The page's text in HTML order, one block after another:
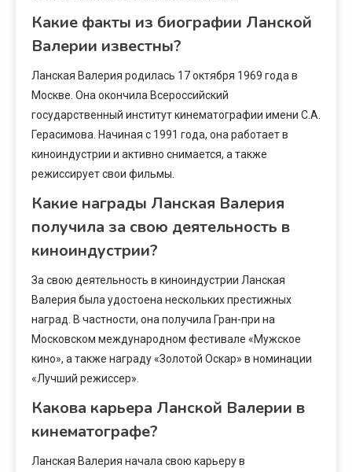
Какие факты из биографии Ланской
Валерии известны?
Ланская Валерия родилась 17 октября 1969 года в
Москве. Она окончила Всероссийский
государственный институт кинематографии имени С.А.
Герасимова. Начиная с 1991 года, она работает в
киноиндустрии и активно снимается, а также
режиссирует свои фильмы.
Какие награды Ланская Валерия
получила за свою деятельность в
киноиндустрии?
За свою деятельность в киноиндустрии Ланская
Валерия была удостоена нескольких престижных
наград. В частности, она получила Гран-при на
Московском международном фестивале «Мужское
кино», а также награду «Золотой Оскар» в номинации
«Лучший режиссер».
Какова карьера Ланской Валерии в
кинематографе?
Ланская Валерия начала свою карьеру в